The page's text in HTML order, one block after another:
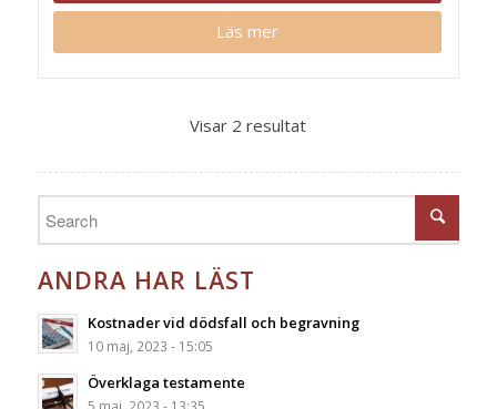
Läs mer
Visar 2 resultat
ANDRA HAR LÄST
Kostnader vid dödsfall och begravning
10 maj, 2023 - 15:05
Överklaga testamente
5 maj, 2023 - 13:35